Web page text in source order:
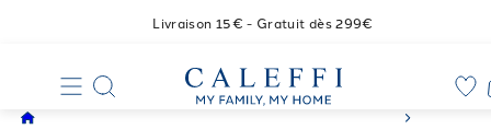
Livraison 15€ - Gratuit dès 299€